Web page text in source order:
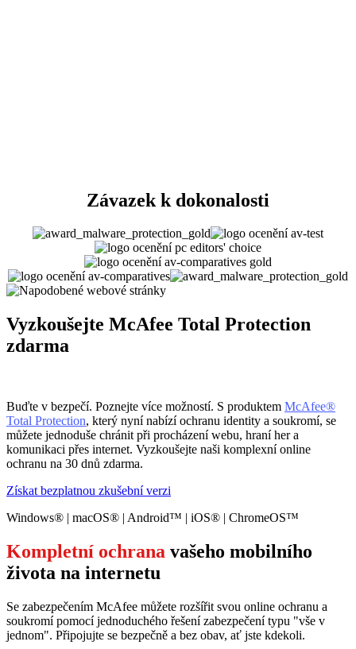
Závazek k dokonalosti
Vyzkoušejte McAfee Total Protection
zdarma
Buďte v bezpečí. Poznejte více možností. S produktem McAfee®
Total Protection, který nyní nabízí ochranu identity a soukromí, se
můžete jednoduše chránit při procházení webu, hraní her a
komunikaci přes internet. Vyzkoušejte naši komplexní online
ochranu na 30 dnů zdarma. ​
Získat bezplatnou zkušební verzi
Windows® | macOS® | Android™ | iOS® | ChromeOS™
Kompletní ochrana vašeho mobilního
života na internetu
Se zabezpečením McAfee můžete rozšířit svou online ochranu a
soukromí pomocí jednoduchého řešení zabezpečení typu "vše v
jednom". Připojujte se bezpečně a bez obav, ať jste kdekoli.